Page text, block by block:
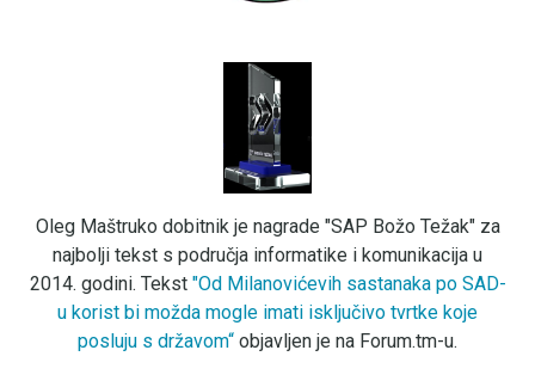
Oleg Maštruko dobitnik je nagrade "SAP Božo Težak" za
najbolji tekst s područja informatike i komunikacija u
2014. godini. Tekst "Od Milanovićevih sastanaka po SAD-
u korist bi možda mogle imati isključivo tvrtke koje
posluju s državom“ objavljen je na Forum.tm-u.